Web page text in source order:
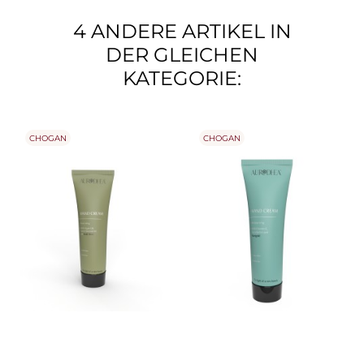
4 ANDERE ARTIKEL IN
DER GLEICHEN
KATEGORIE:
CHOGAN CHOGAN